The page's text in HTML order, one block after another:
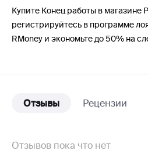
Купите Конец работы в магазине
регистрируйтесь в программе
RMoney и экономьте до 50% на
Отзывы Рецензии
Отзывов пока что нет